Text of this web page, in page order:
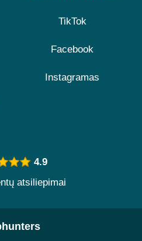
TikTok
Facebook
Instagramas
4.9
atsiliepimai